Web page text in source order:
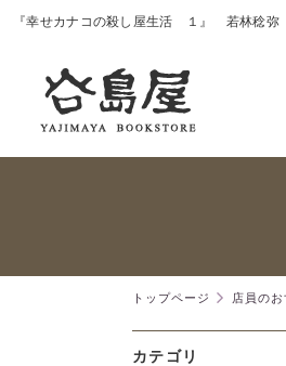
『幸せカナコの殺し屋生活 １』 若林稔弥
トップページ 店員の
カテゴリ